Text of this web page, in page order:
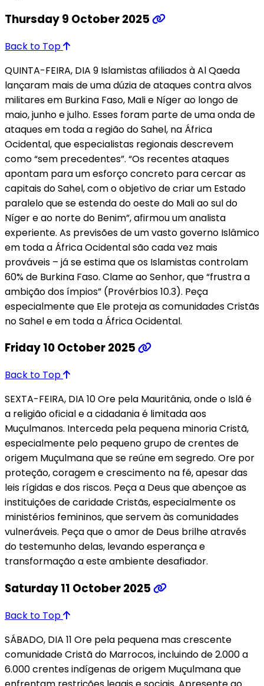
Thursday 9 October 2025
Back to Top
QUINTA-FEIRA, DIA 9 Islamistas afiliados à Al Qaeda
lançaram mais de uma dúzia de ataques contra alvos
militares em Burkina Faso, Mali e Níger ao longo de
maio, junho e julho. Esses foram parte de uma onda de
ataques em toda a região do Sahel, na África
Ocidental, que especialistas regionais descrevem
como “sem precedentes”. “Os recentes ataques
apontam para um esforço concreto para cercar as
capitais do Sahel, com o objetivo de criar um Estado
paralelo que se estenda do oeste do Mali ao sul do
Níger e ao norte do Benim”, afirmou um analista
experiente. As previsões de um vasto governo Islâmico
em toda a África Ocidental são cada vez mais
prováveis – já se estima que os Islamistas controlam
60% de Burkina Faso. Clame ao Senhor, que “frustra a
ambição dos ímpios” (Provérbios 10.3). Peça
especialmente que Ele proteja as comunidades Cristãs
no Sahel e em toda a África Ocidental.
Friday 10 October 2025
Back to Top
SEXTA-FEIRA, DIA 10 Ore pela Mauritânia, onde o Islã é
a religião oficial e a cidadania é limitada aos
Muçulmanos. Interceda pela pequena minoria Cristã,
especialmente pelo pequeno grupo de crentes de
origem Muçulmana que se reúne em segredo. Ore por
proteção, coragem e crescimento na fé, apesar das
leis rígidas e dos riscos. Peça a Deus que abençoe as
instituições de caridade Cristãs, especialmente os
ministérios femininos, que servem às comunidades
vulneráveis. Peça que o amor de Deus brilhe através
do testemunho delas, levando esperança e
transformação a este ambiente desafiador.
Saturday 11 October 2025
Back to Top
SÁBADO, DIA 11 Ore pela pequena mas crescente
comunidade Cristã do Marrocos, incluindo de 2.000 a
6.000 crentes indígenas de origem Muçulmana que